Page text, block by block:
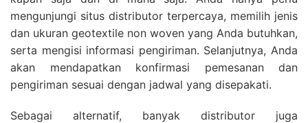
mengunjungi situs distributor terpercaya, memilih jenis
dan ukuran geotextile non woven yang Anda butuhkan,
serta mengisi informasi pengiriman. Selanjutnya, Anda
akan mendapatkan konfirmasi pemesanan dan
pengiriman sesuai dengan jadwal yang disepakati.
Sebagai alternatif, banyak distributor juga